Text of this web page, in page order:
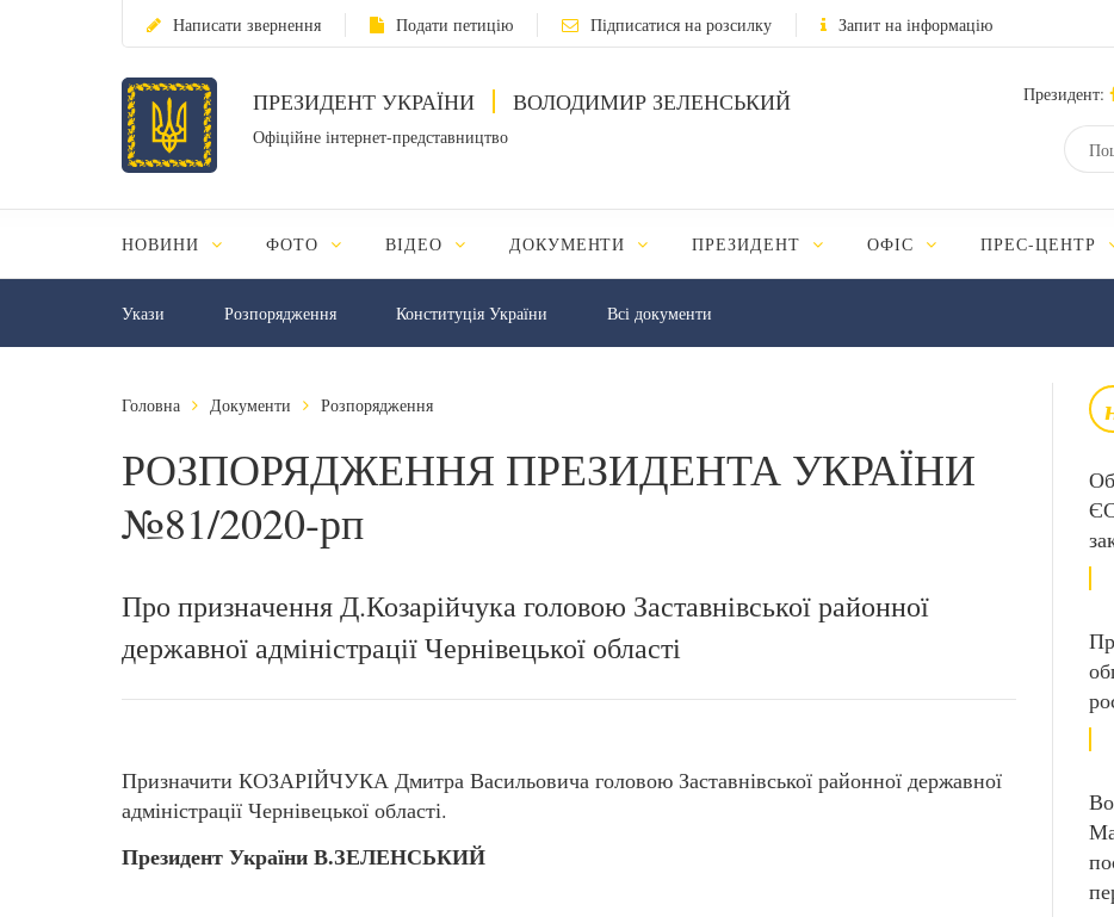
Написати звернення Подати петицію Підписатися на розсилку Запит на інформацію
ПРЕЗИДЕНТ УКРАЇНИ ВОЛОДИМИР ЗЕЛЕНСЬКИЙ
Офіційне інтернет-представництво
Президент:
НОВИНИ ФОТО ВІДЕО ДОКУМЕНТИ ПРЕЗИДЕНТ ОФІС ПРЕС-ЦЕНТР
Укази Розпорядження Конституція України Всі документи
Головна Документи Розпорядження
РОЗПОРЯДЖЕННЯ ПРЕЗИДЕНТА УКРАЇНИ
№81/2020-рп
Про призначення Д.Козарійчука головою Заставнівської районної
державної адміністрації Чернівецької області
Призначити КОЗАРІЙЧУКА Дмитра Васильовича головою Заставнівської районної державної
адміністрації Чернівецької області.
Президент України В.ЗЕЛЕНСЬКИЙ